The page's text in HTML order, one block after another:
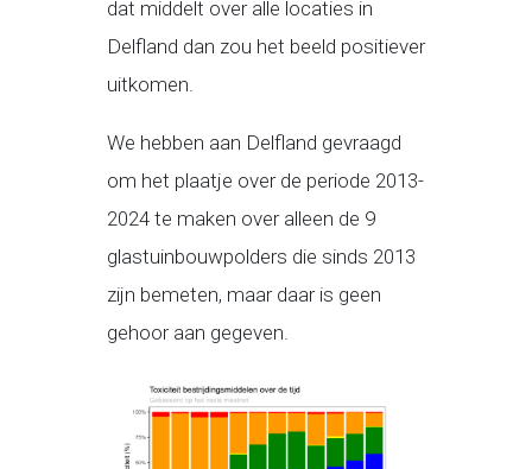
dat middelt over alle locaties in
Delfland dan zou het beeld positiever
uitkomen.
We hebben aan Delfland gevraagd
om het plaatje over de periode 2013-
2024 te maken over alleen de 9
glastuinbouwpolders die sinds 2013
zijn bemeten, maar daar is geen
gehoor aan gegeven.